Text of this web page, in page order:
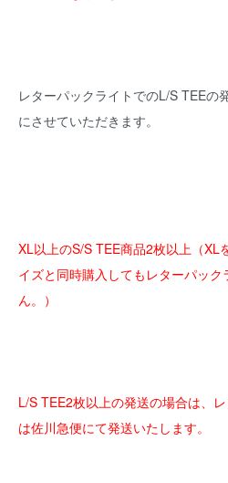
レターパックライトでのL/S TEEの
にさせていただきます。
XL以上のS/S TEE商品2枚以上（XL
イズと同時購入してもレターパッ
ん。）
L/S TEE2枚以上の発送の場合は、
は佐川急便にて発送いたします。